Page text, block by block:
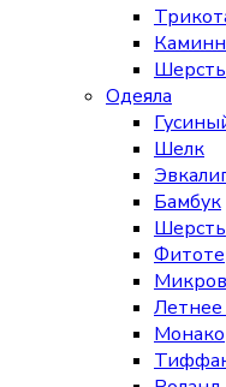
Шерсть
Одеяла
Шелк
Бамбук
Шерсть
Летнее
Монако